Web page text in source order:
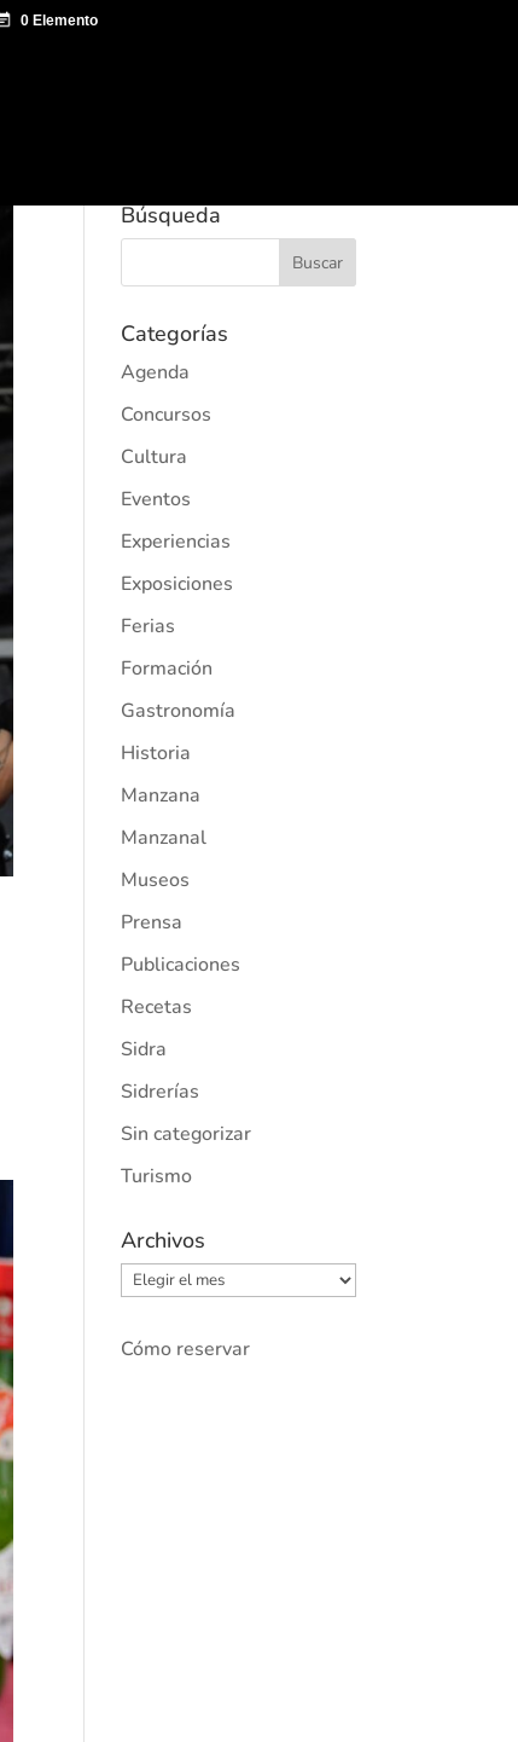
Búsqueda
Categorías
Agenda
Concursos
Cultura
Eventos
Experiencias
Exposiciones
Ferias
Formación
Gastronomía
Historia
Manzana
Manzanal
Museos
Prensa
Publicaciones
Recetas
Sidra
Sidrerías
Sin categorizar
Turismo
Archivos
Archivos
Cómo reservar